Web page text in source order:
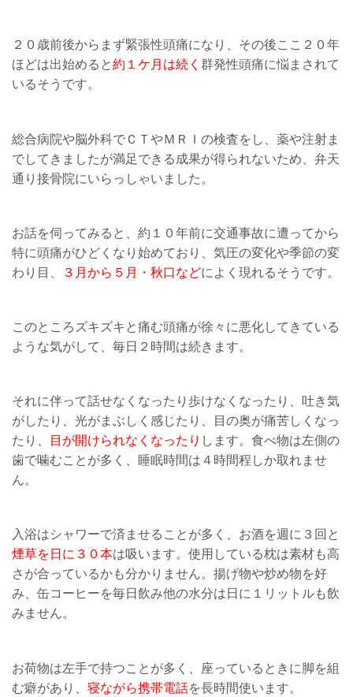
２０歳前後からまず緊張性頭痛になり、その後ここ２０年
ほどは出始めると約１ケ月は続く 群発性頭痛に悩まされて
いるそうです。
総合病院や脳外科でＣＴやＭＲＩの検査をし、薬や注射ま
でしてきましたが満足できる成果が得られないため、弁天
通り接骨院にいらっしゃいました。
お話を伺ってみると、約１０年前に交通事故に遭ってから
特に頭痛がひどくなり始めており、気圧の変化や季節の変
わり目、
３月から５月・秋口などによく現れるそうです。
このところズキズキと痛む頭痛が徐々に悪化してきている
ような気がして、毎日２時間は続きます。
それに伴って話せなくなったり歩けなくなったり、吐き気
がしたり、光がまぶしく感じたり、目の奥が痛苦しくなっ
たり、
目が開けられなくなったり します。食べ物は左側の
歯で噛むことが多く、睡眠時間は４時間程しか取れませ
ん。
入浴はシャワーで済ませることが多く、お酒を週に３回と
煙草を日に３０本は吸います。使用している枕は素材も高
さが合っているかも分かりません。揚げ物や炒め物を好
み、缶コーヒーを毎日飲み他の水分は日に１リットルも飲
みません。
お荷物は左手で持つことが多く、座っているときに脚を組
む癖があり、 寝ながら携帯電話を長時間使います。